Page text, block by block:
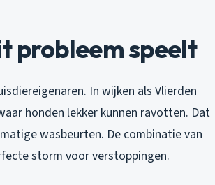
probleem speelt
In wijken als Vlierden
honden lekker kunnen ravotten. Dat
wasbeurten. De combinatie van
storm voor verstoppingen.